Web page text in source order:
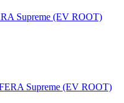
Supreme (EV ROOT)